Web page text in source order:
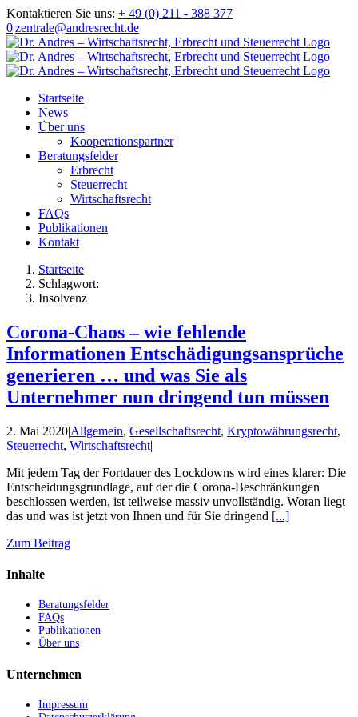
Zum
Inhalt
springen
Kontaktieren Sie uns: + 49 (0) 211 - 388 377
0|zentrale@andresrecht.de
Startseite
News
Über uns
Kooperationspartner
Beratungsfelder
Erbrecht
Steuerrecht
Wirtschaftsrecht
FAQs
Publikationen
Kontakt
Startseite
Schlagwort:
Insolvenz
Corona-Chaos – wie fehlende
Informationen Entschädigungsansprüche
generieren … und was Sie als
Unternehmer nun dringend tun müssen
2. Mai 2020|Allgemein, Gesellschaftsrecht, Kryptowährungsrecht,
Steuerrecht, Wirtschaftsrecht|
Mit jedem Tag der Fortdauer des Lockdowns wird eines klarer: Die
Entscheidungsgrundlage, auf der die Corona-Beschränkungen
beschlossen werden, ist teilweise massiv unvollständig. Woran liegt
das und was ist jetzt von Ihnen und für Sie dringend [...]
Zum Beitrag
Inhalte
Beratungsfelder
FAQs
Publikationen
Über uns
Unternehmen
Impressum